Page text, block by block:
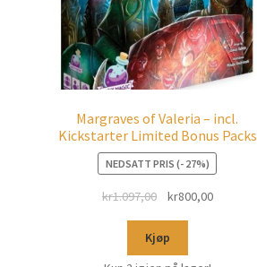
Margraves of Valeria – incl.
Kickstarter Limited Bonus Packs
NEDSATT PRIS (- 27%)
kr1.097,00 kr800,00
Kjøp